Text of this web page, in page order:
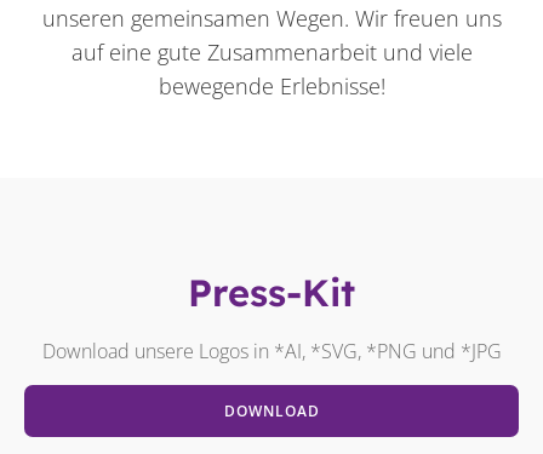
unseren gemeinsamen Wegen. Wir freuen uns
auf eine gute Zusammenarbeit und viele
bewegende Erlebnisse!
Press-Kit
Download unsere Logos in *AI, *SVG, *PNG und *JPG
DOWNLOAD